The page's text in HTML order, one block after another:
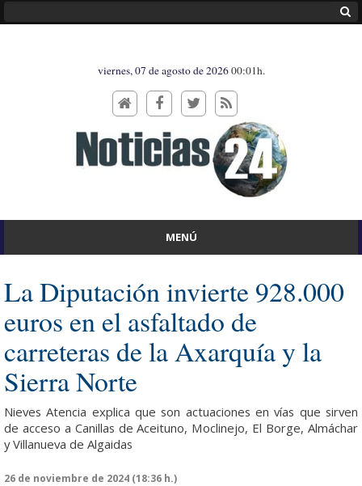
viernes, 07 de agosto de 202600:01h.
MENÚ
La Diputación invierte 928.000
euros en el asfaltado de
carreteras de la Axarquía y la
Sierra Norte
Nieves Atencia explica que son actuaciones en vías que sirven
de acceso a Canillas de Aceituno, Moclinejo, El Borge, Almáchar
y Villanueva de Algaidas
26 de noviembre de 2024 (18:36 h.)